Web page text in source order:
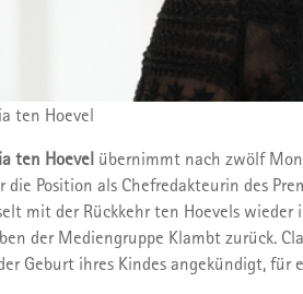
ten Hoevel
ten Hoevel übernimmt nach zwölf
die Position als Chefredakteurin des
mit der Rückkehr ten Hoevels wieder
der Mediengruppe Klambt zurück.
Geburt ihres Kindes angekündigt,